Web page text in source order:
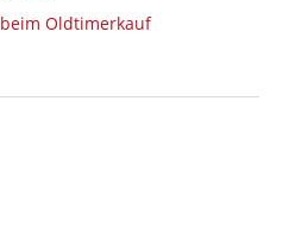
Oldtimerkauf